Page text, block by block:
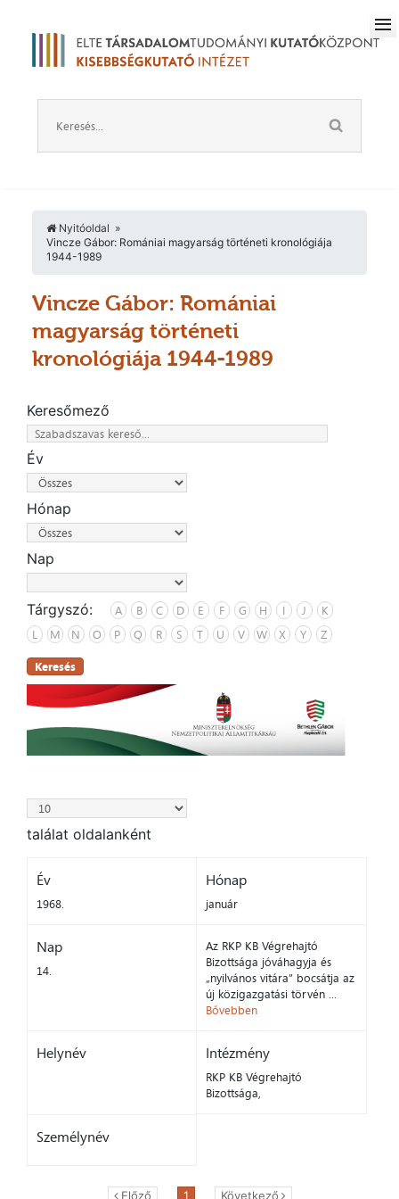
Nyitóoldal
Vincze Gábor: Romániai magyarság történeti kronológiája
1944-1989
Vincze Gábor: Romániai
magyarság történeti
kronológiája 1944-1989
Keresőmező
Év
Hónap
Nap
Tárgyszó: A B C D E F G H I J
K
L
M N O P Q R S T U V W X Y Z
Keresés
találat oldalanként
Év
1968.
Hónap
január
Nap
14.
Az RKP KB Végrehajtó
Bizottsága jóváhagyja és
„nyilvános vitára” bocsátja az
új közigazgatási törvén ...
Bővebben
Helynév Intézmény
RKP KB Végrehajtó
Bizottsága,
Személynév
Előző 1 Következő